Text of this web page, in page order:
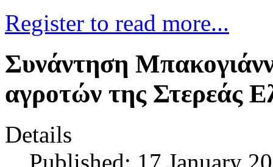
Register to read more...
Συνάντηση
αγροτών της Στερεάς
Details